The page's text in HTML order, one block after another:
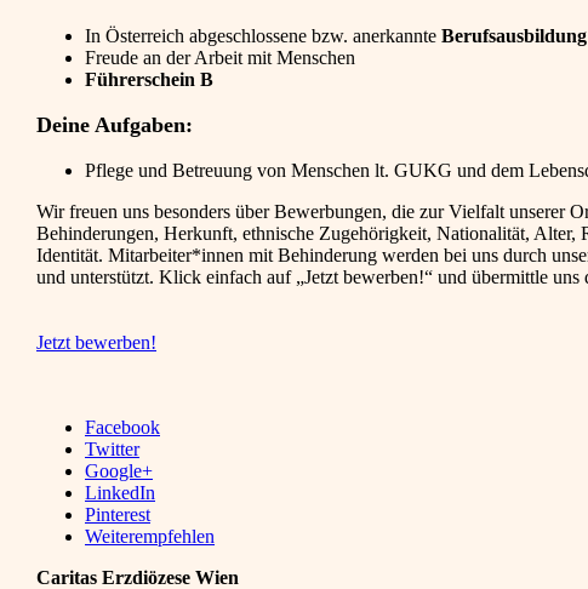
In Österreich abgeschlossene bzw. anerkannte
Freude an der Arbeit mit Menschen
Führerschein B
Deine Aufgaben:
Pflege und Betreuung von Menschen lt. GUKG und dem
Wir freuen uns besonders über Bewerbungen, die zur Vielfalt unserer
Behinderungen, Herkunft, ethnische Zugehörigkeit, Nationalität, Alter,
Identität. Mitarbeiter*innen mit Behinderung werden bei uns durch
und unterstützt. Klick einfach auf „Jetzt bewerben!“ und übermittle uns
Jetzt bewerben!
Facebook
Twitter
Google+
LinkedIn
Pinterest
Weiterempfehlen
Caritas Erzdiözese Wien